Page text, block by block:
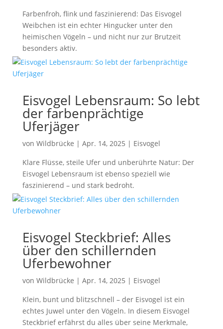
Farbenfroh, flink und faszinierend: Das Eisvogel
Weibchen ist ein echter Hingucker unter den
heimischen Vögeln – und nicht nur zur Brutzeit
besonders aktiv.
Eisvogel Lebensraum: So lebt
der farbenprächtige
Uferjäger
von Wildbrücke | Apr. 14, 2025 | Eisvogel
Klare Flüsse, steile Ufer und unberührte Natur: Der
Eisvogel Lebensraum ist ebenso speziell wie
faszinierend – und stark bedroht.
Eisvogel Steckbrief: Alles
über den schillernden
Uferbewohner
von Wildbrücke | Apr. 14, 2025 | Eisvogel
Klein, bunt und blitzschnell – der Eisvogel ist ein
echtes Juwel unter den Vögeln. In diesem Eisvogel
Steckbrief erfährst du alles über seine Merkmale,